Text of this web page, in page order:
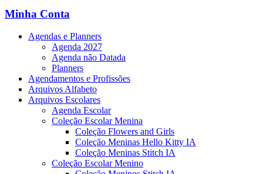
Minha Conta
Agendas e Planners
Agenda 2027
Agenda não Datada
Planners
Agendamentos e Profissões
Arquivos Alfabeto
Arquivos Escolares
Agenda Escolar
Coleção Escolar Menina
Coleção Flowers and Girls
Coleção Meninas Hello Kitty IA
Coleção Meninas Stitch IA
Coleção Escolar Menino